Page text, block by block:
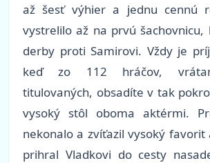
až šesť výhier a jednu cennú
vystrelilo až na prvú šachovnicu,
derby proti Samirovi. Vždy je
keď zo 112 hráčov,
titulovaných, obsadíte v tak
vysoký stôl oboma aktérmi.
nekonalo a zvíťazil vysoký favorit
prihral Vladkovi do cesty